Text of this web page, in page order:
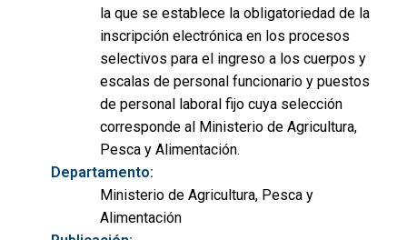
la que se establece la obligatoriedad de la
inscripción electrónica en los procesos
selectivos para el ingreso a los cuerpos y
escalas de personal funcionario y puestos
de personal laboral fijo cuya selección
corresponde al Ministerio de Agricultura,
Pesca y Alimentación.
Departamento:
Ministerio de Agricultura, Pesca y
Alimentación